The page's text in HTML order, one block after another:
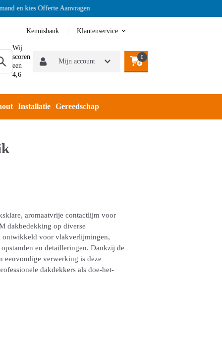
kies Offerte Aanvragen
Kennisbank Klantenservice
Wij
scoren
een
4,6
Mijn account
0
Installatie Gereedschap
aromaatvrije contactlijm voor
dakbedekking op diverse
ontwikkeld voor vlakverlijmingen,
en detailleringen. Dankzij de
eenvoudige verwerking is deze
dakdekkers als doe-het-